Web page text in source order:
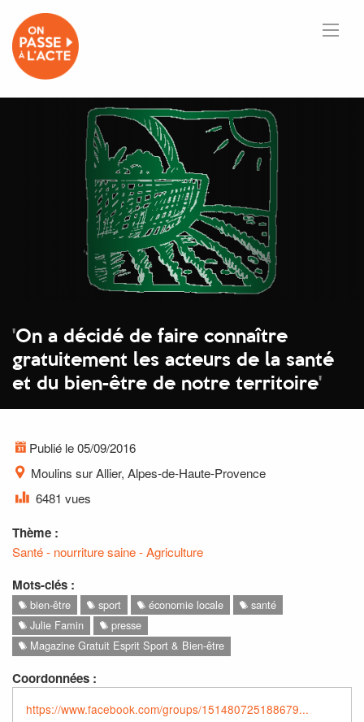
'On a décidé de faire connaître
gratuitement les acteurs de la santé
et du bien-être de notre territoire'
Publié le 05/09/2016
Moulins sur Allier, Alpes-de-Haute-Provence
6481 vues
Thème :
Santé - nourriture saine - Agriculture
Mots-clés :
bien-être sport économie locale
santé
Julie Famin
presse
Magazine Gratuit Esprit Sport & Bien-être
Coordonnées :
https://www.facebook.com/groups/151480725188679...